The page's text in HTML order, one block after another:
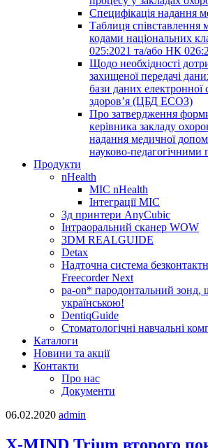
Специфікація надання
Таблиця співставлення
кодами національних
025:2021 та/або НК
Щодо необхідності
захищеної передачі
бази даних електронної
здоров’я (ЦБД ЕСОЗ)
Про затвердження
керівника закладу
надання медичної
науково-педагогічними
Продукти
nHealth
МІС nHealth
Інтеграції МІС
3д принтери AnyCubic
Інтраоральний сканер WOW
3DM REALGUIDE
Detax
Надточна система
Freecorder Next
pa-on* пародонтальний зонд,
українською!
DentiqGuide
Стоматологічні навчальні
Каталоги
Новини та акції
Контакти
Про нас
Документи
06.02.2020 admin